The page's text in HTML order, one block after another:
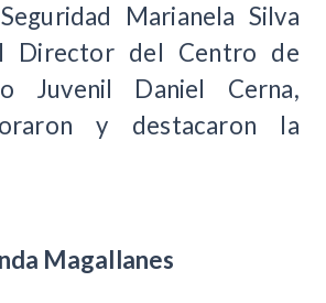
Marianela Silva
Director del Centro de
Juvenil Daniel Cerna,
y destacaron la
Magallanes